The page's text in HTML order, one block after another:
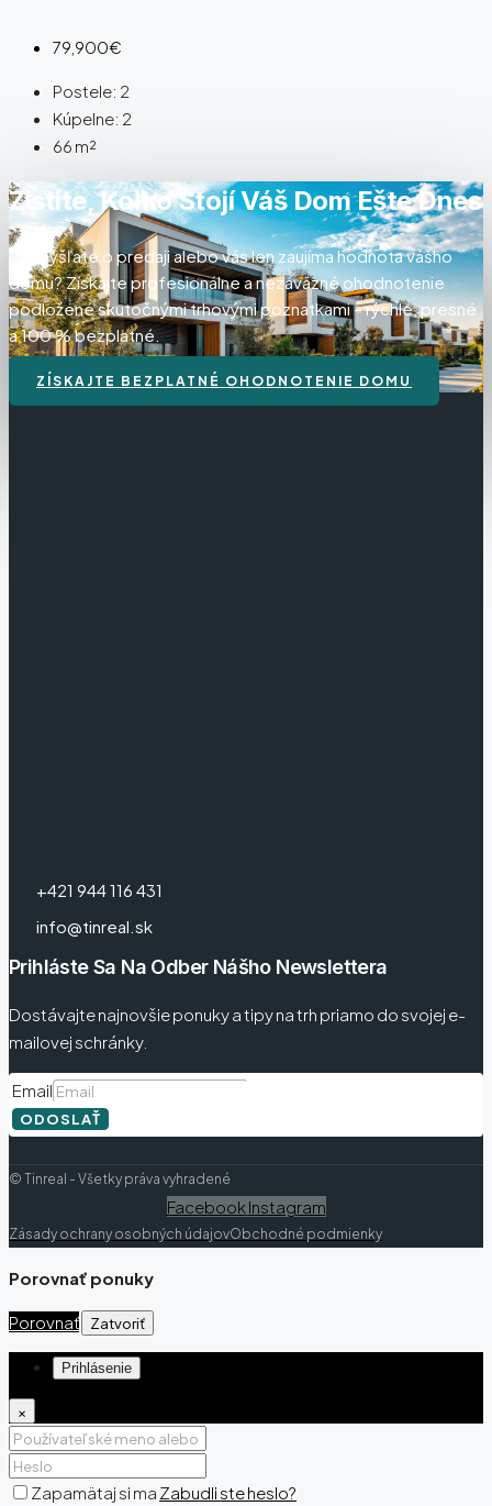
79,900€
Postele: 2
Kúpelne: 2
66 m²
Zistite, Koľko Stojí Váš Dom Ešte Dnes
Premýšľate o predaji alebo vás len zaujíma hodnota vášho
domu? Získajte profesionálne a nezáväzné ohodnotenie
podložené skutočnými trhovými poznatkami – rýchle, presné
a 100 % bezplatné.
ZÍSKAJTE BEZPLATNÉ OHODNOTENIE DOMU
+421 944 116 431
info@tinreal.sk
Prihláste Sa Na Odber Nášho Newslettera
Dostávajte najnovšie ponuky a tipy na trh priamo do svojej e-
mailovej schránky.
Email
ODOSLAŤ
© Tinreal - Všetky práva vyhradené
Facebook Instagram
Zásady ochrany osobných údajovObchodné podmienky
Porovnať ponuky
Porovnať Zatvoriť
Prihlásenie
×
Zapamätaj si ma Zabudli ste heslo?